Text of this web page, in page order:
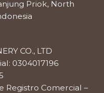
Priok, North
CO., LTD
0304017196
Registro Comercial –